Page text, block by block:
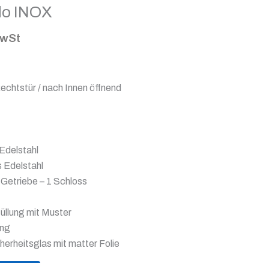
INOX
/ nach Innen öffnend
Edelstahl
– 1 Schloss
mit Muster
mit matter Folie